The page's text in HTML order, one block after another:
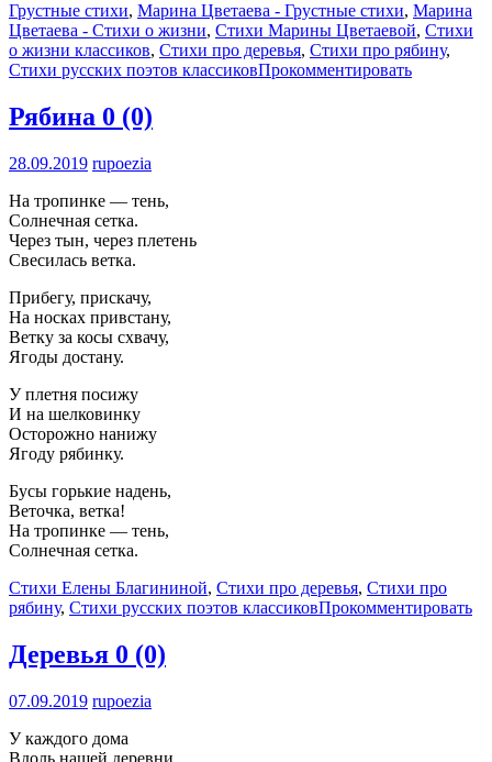
Грустные стихи, Марина Цветаева - Грустные стихи, Марина
Цветаева - Стихи о жизни, Стихи Марины Цветаевой, Стихи
о жизни классиков, Стихи про деревья, Стихи про рябину,
Стихи русских поэтов классиковПрокомментировать
Рябина 0 (0)
28.09.2019 rupoezia
На тропинке — тень,
Солнечная сетка.
Через тын, через плетень
Свесилась ветка.
Прибегу, прискачу,
На носках привстану,
Ветку за косы схвачу,
Ягоды достану.
У плетня посижу
И на шелковинку
Осторожно нанижу
Ягоду рябинку.
Бусы горькие надень,
Веточка, ветка!
На тропинке — тень,
Солнечная сетка.
Стихи Елены Благининой, Стихи про деревья, Стихи про
рябину, Стихи русских поэтов классиковПрокомментировать
Деревья 0 (0)
07.09.2019 rupoezia
У каждого дома
Вдоль нашей деревни